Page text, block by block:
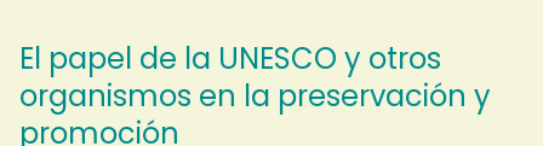
El papel de la UNESCO y otros
organismos en la preservación y
promoción